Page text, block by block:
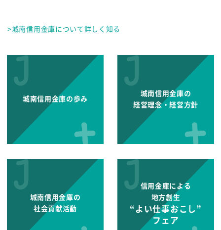
>城南信用金庫について詳しく知る
城南信用金庫の歩み
城南信用金庫の
経営理念・経営方針
城南信用金庫の
社会貢献活動
信用金庫による
地方創生
“よい仕事おこし”
フェア